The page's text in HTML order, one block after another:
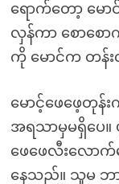
ရောက်တော့ မော
လှန်ကာ စောစေ
ကို မောင်က တန်
မောင့်ဖေဖေ့တု
အရသာမှမရှိပေ
ဖေဖေလီးလော
နေသည်။ သူမ ဘာ